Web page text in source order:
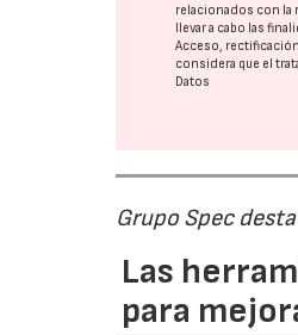
relacionados con la
llevar a cabo las
Acceso,
considera que el
Datos
Grupo Spec
Las
para